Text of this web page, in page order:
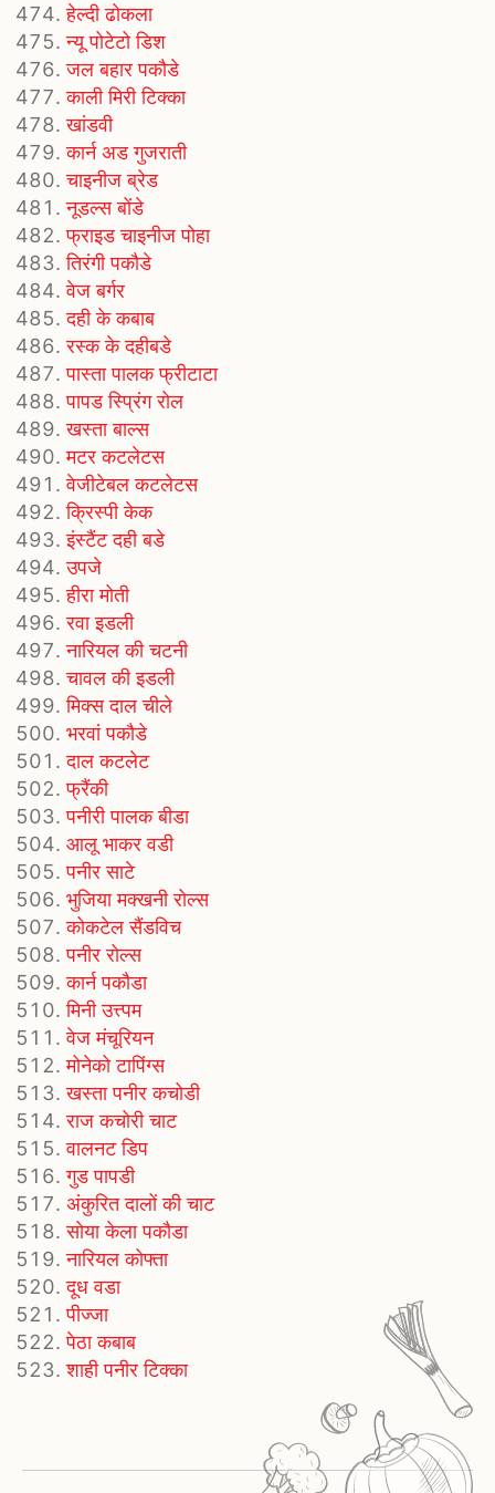
हेल्दी ढोकला
न्यू पोटेटो डिश
जल बहार पकौडे
काली मिरी टिक्का
खांडवी
कार्न अड गुजराती
चाइनीज ब्रेड
नूडल्स बोंडे
फ्राइड चाइनीज पोहा
तिरंगी पकौडे
वेज बर्गर
दही के कबाब
रस्क के दहीबडे
पास्ता पालक फ्रीटाटा
पापड स्प्रिंग रोल
खस्ता बाल्स
मटर कटलेटस
वेजीटेबल कटलेटस
क्रिस्पी केक
इंस्टैंट दही बडे
उपजे
हीरा मोती
रवा इडली
नारियल की चटनी
चावल की इडली
मिक्स दाल चीले
भरवां पकौडे
दाल कटलेट
फ्रैंकी
पनीरी पालक बीडा
आलू भाकर वडी
पनीर साटे
भुजिया मक्खनी रोल्स
कोकटेल सैंडविच
पनीर रोल्स
कार्न पकौडा
मिनी उत्त्पम
वेज मंचूरियन
मोनेको टापिंग्स
खस्ता पनीर कचोडी
राज कचोरी चाट
वालनट डिप
गुड पापडी
अंकुरित दालों की चाट
सोया केला पकौडा
नारियल कोफ्ता
दूध वडा
पीज्जा
पेठा कबाब
शाही पनीर टिक्का